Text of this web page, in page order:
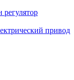
привод